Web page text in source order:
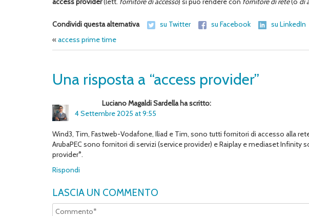
Condividi questa alternativa su Twitter su Facebook
su LinkedIn
«access prime time
Una risposta a “access provider”
Luciano Magaldi Sardella ha scritto:
4 Settembre 2025 at 9:55
Wind3, Tim, Fastweb-Vodafone, Iliad e Tim, sono tutti fornitori di accesso alla
ArubaPEC sono fornitori di servizi (service provider) e Raiplay e mediaset
provider°.
Rispondi
LASCIA UN COMMENTO